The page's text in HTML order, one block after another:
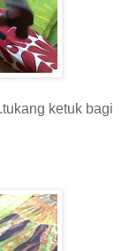
ketuk bagi